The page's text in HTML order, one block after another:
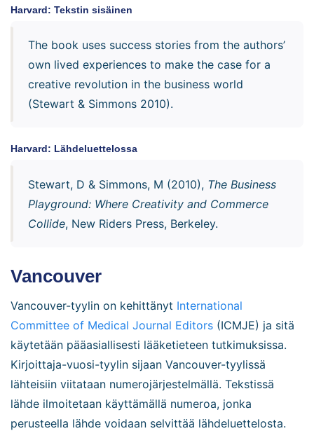
Harvard: Tekstin sisäinen
The book uses success stories from the authors’
own lived experiences to make the case for a
creative revolution in the business world
(Stewart & Simmons 2010).
Harvard: Lähdeluettelossa
Stewart, D & Simmons, M (2010), The Business
Playground: Where Creativity and Commerce
Collide, New Riders Press, Berkeley.
Vancouver
Vancouver-tyylin on kehittänyt International
Committee of Medical Journal Editors (ICMJE) ja sitä
käytetään pääasiallisesti lääketieteen tutkimuksissa.
Kirjoittaja-vuosi-tyylin sijaan Vancouver-tyylissä
lähteisiin viitataan numerojärjestelmällä. Tekstissä
lähde ilmoitetaan käyttämällä numeroa, jonka
perusteella lähde voidaan selvittää lähdeluettelosta.